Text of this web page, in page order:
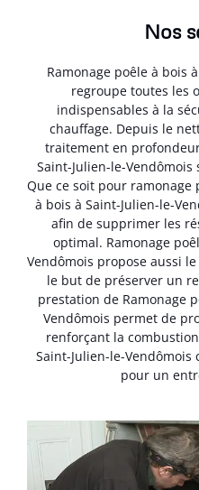
Nos
Ramonage poêle à bois
regroupe toutes les
indispensables à la
chauffage. Depuis le
traitement en
Saint-Julien-le-Vendômois
Que ce soit pour ramonage
à bois à Saint-Julien-le-
afin de supprimer les
optimal. Ramonage
Vendômois propose aussi
le but de préserver un
prestation de Ramonage
Vendômois permet de
renforçant la
Saint-Julien-le-
pour un